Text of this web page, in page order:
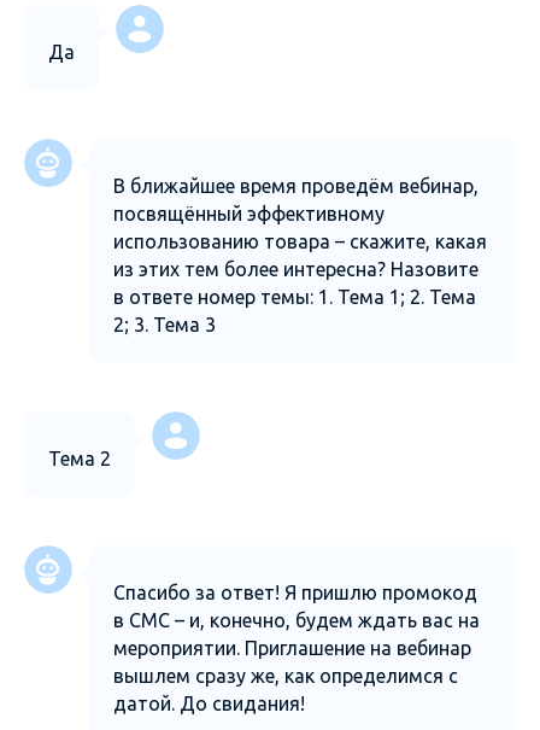
Да
В ближайшее время проведём вебинар,
посвящённый эффективному
использованию товара – скажите, какая
из этих тем более интересна? Назовите
в ответе номер темы: 1. Тема 1; 2. Тема
2; 3. Тема 3
Тема 2
Спасибо за ответ! Я пришлю промокод
в СМС – и, конечно, будем ждать вас на
мероприятии. Приглашение на вебинар
вышлем сразу же, как определимся с
датой. До свидания!